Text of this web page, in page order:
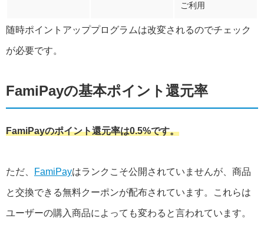
ご利用
随時ポイントアッププログラムは改変されるのでチェック
が必要です。
FamiPayの基本ポイント還元率
FamiPayのポイント還元率は0.5%です。
ただ、 FamiPayはランクこそ公開されていませんが、商品
と交換できる無料クーポンが配布されています。これらは
ユーザーの購入商品によっても変わると言われています。